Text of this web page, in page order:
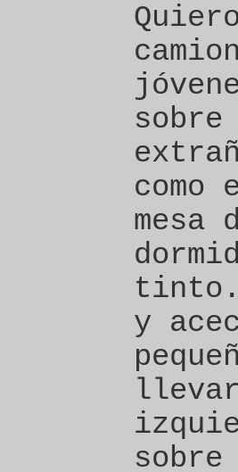
como
mesa
tinto.
y